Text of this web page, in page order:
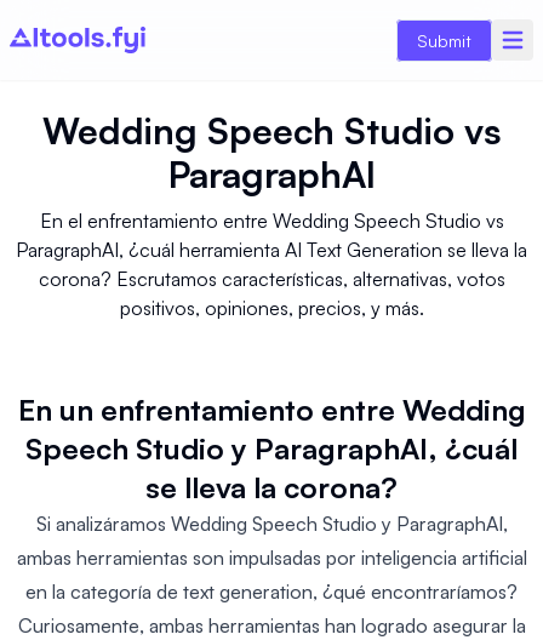
Submit
Wedding Speech Studio vs
ParagraphAI
En el enfrentamiento entre Wedding Speech Studio vs
ParagraphAI, ¿cuál herramienta AI Text Generation se lleva la
corona? Escrutamos características, alternativas, votos
positivos, opiniones, precios, y más.
En un enfrentamiento entre Wedding
Speech Studio y ParagraphAI, ¿cuál
se lleva la corona?
Si analizáramos Wedding Speech Studio y ParagraphAI,
ambas herramientas son impulsadas por inteligencia artificial
en la categoría de text generation, ¿qué encontraríamos?
Curiosamente, ambas herramientas han logrado asegurar la